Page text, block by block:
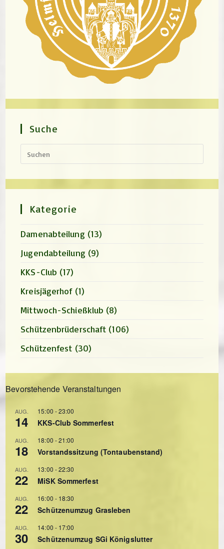
Suche
Kategorie
Damenabteilung (13)
Jugendabteilung (9)
KKS-Club (17)
Kreisjägerhof (1)
Mittwoch-Schießklub (8)
Schützenbrüderschaft (106)
Schützenfest (30)
Bevorstehende Veranstaltungen
AUG.
14
15:00 -23:00
KKS-Club Sommerfest
AUG.
18
18:00 -21:00
Vorstandssitzung (Tontaubenstand)
AUG.
22
13:00 -22:30
MiSK Sommerfest
AUG.
22
16:00 - 18:30
Schützenumzug Grasleben
AUG.
30
14:00 - 17:00
Schützenumzug SGi Königslutter